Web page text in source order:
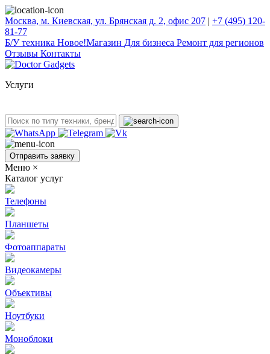
Москва, м. Киевская, ул. Брянская д. 2, офис 207 | +7 (495) 120-
81-77
Б/У техникa Новое!Магазин Для бизнеса Ремонт для регионов
Отзывы Контакты
Услуги
Отправить заявку
Меню ×
Каталог услуг
Телефоны
Планшеты
Фотоаппараты
Видеокамеры
Объективы
Ноутбуки
Моноблоки